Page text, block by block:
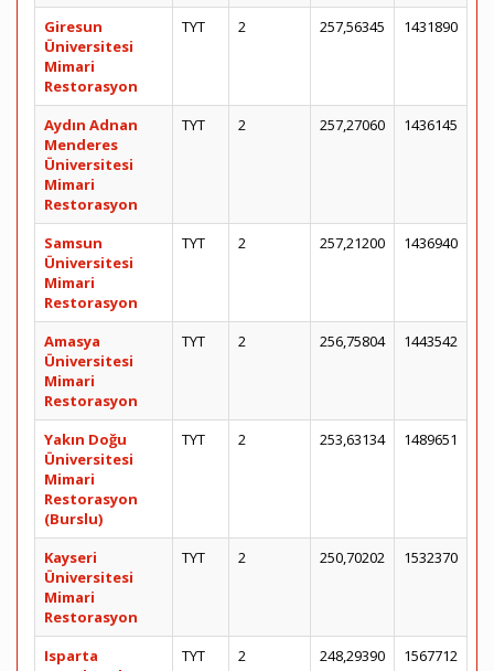
Giresun
Üniversitesi
Mimari
Restorasyon
TYT 2 257,56345 1431890
Aydın Adnan
Menderes
Üniversitesi
Mimari
Restorasyon
TYT 2 257,27060 1436145
Samsun
Üniversitesi
Mimari
Restorasyon
TYT 2 257,21200 1436940
Amasya
Üniversitesi
Mimari
Restorasyon
TYT 2 256,75804 1443542
Yakın Doğu
Üniversitesi
Mimari
Restorasyon
(Burslu)
TYT 2 253,63134 1489651
Kayseri
Üniversitesi
Mimari
Restorasyon
TYT 2 250,70202 1532370
Isparta
TYT 2 248,29390 1567712